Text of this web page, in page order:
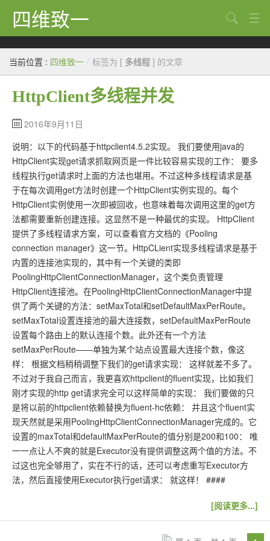
四维致一
Java
大数据
Python
Scala
GoLang
工程
Bug
Tricks
想法
搜索
当前位置 : 四维致一 / 标签为 [ 多线程 ] 的文章
HttpClient多线程并发
2016年9月11日
说明：以下的代码基于httpclient4.5.2实现。 我们要使用java的
HttpClient实现get请求抓取网页是一件比较容易实现的工作： 要多
线程执行get请求时上面的方法也堪用。不过这种多线程请求是基
于在每次调用get方法时创建一个HttpClient实例实现的。每个
HttpClient实例使用一次即被回收，也意味着每次调用这里的get方
法都需要重新创建连接。这显然不是一种最优的实现。 HttpClient
提供了多线程请求方案，可以查看官方文档的《Pooling
connection manager》这一节。HttpCLient实现多线程请求是基于
内置的连接池实现的，其中有一个关键的类即
PoolingHttpClientConnectionManager，这个类负责管理
HttpClient连接池。在PoolingHttpClientConnectionManager中提
供了两个关键的方法：setMaxTotal和setDefaultMaxPerRoute。
setMaxTotal设置连接池的最大连接数，setDefaultMaxPerRoute
设置每个路由上的默认连接个数。此外还有一个方法
setMaxPerRoute——单独为某个站点设置最大连接个数，像这
样： 根据文档稍稍调整下我们的get请求实现： 这样就差不多了。
不过对于我自己而言，我更喜欢httpclient的fluent实现，比如我们
刚才实现的http get请求完全可以这样简单的实现： 我们要做的只
是将以前的httpclient依赖替换为fluent-hc依赖： 并且这个fluent实
现天然就是采用PoolingHttpClientConnectionManager完成的。它
设置的maxTotal和defaultMaxPerRoute的值分别是200和100： 唯
一一点让人不爽的就是Executor没有提供调整这两个值的方法。不
过这也完全够用了，实在不行的话，还可以考虑重写Executor方
法，然后直接使用Executor执行get请求： 就这样！ ####
[阅读更多...]